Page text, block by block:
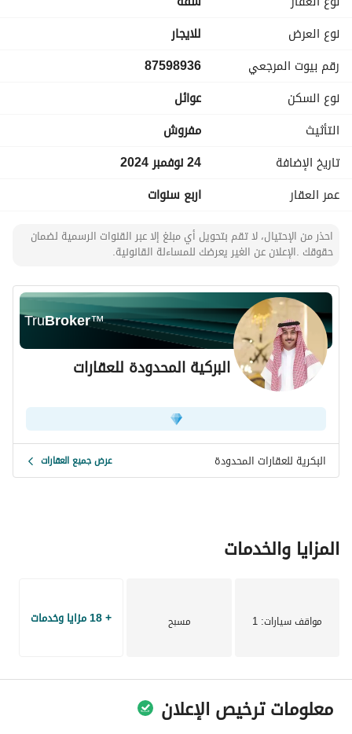
نوع العرض
للايجار
رقم بيوت المرجعي
87598936
نوع السكن
عوائل
التأثيث
مفروش
تاريخ الإضافة
24 نوفمبر 2024
عمر العقار
اربع سنوات
احذر من الإحتيال، لا تقم بتحويل أي مبلغ إلا عبر القنوات الرسمية لضمان
حقوقك .الإعلان عن الغير يعرضك للمساءلة القانونية.
TruBroker™
البركية المحدودة للعقارات
البكرية للعقارات المحدودة عرض جميع العقارات
المزايا والخدمات
مواقف سيارات: 1 مسبح + 18 مزايا وخدمات
معلومات ترخيص الإعلان